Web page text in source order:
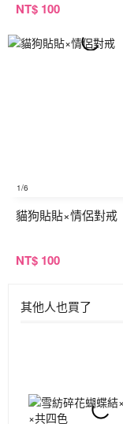
NT$ 100
1/6
貓狗貼貼×情侶對戒
NT$ 100
其他人也買了